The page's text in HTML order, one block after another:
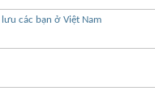
các bạn ở Việt Nam